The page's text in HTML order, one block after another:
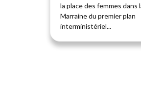
la place des femmes dans
Marraine du premier plan
interministériel...